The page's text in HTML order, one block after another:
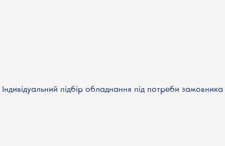
Індивідуальний підбір обладнання під потреби замовника